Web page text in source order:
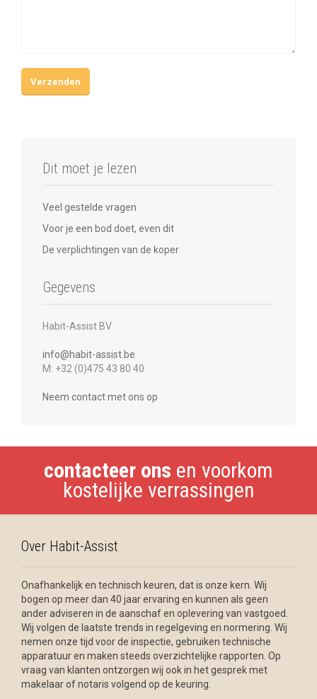
Dit moet je lezen
Veel gestelde vragen
Voor je een bod doet, even dit
De verplichtingen van de koper
Gegevens
Habit-Assist BV
info@habit-assist.be
M: +32 (0)475 43 80 40
Neem contact met ons op
contacteer ons en voorkom
kostelijke verrassingen
Over Habit-Assist
Onafhankelijk en technisch keuren, dat is onze kern. Wij
bogen op meer dan 40 jaar ervaring en kunnen als geen
ander adviseren in de aanschaf en oplevering van vastgoed.
Wij volgen de laatste trends in regelgeving en normering. Wij
nemen onze tijd voor de inspectie, gebruiken technische
apparatuur en maken steeds overzichtelijke rapporten. Op
vraag van klanten ontzorgen wij ook in het gesprek met
makelaar of notaris volgend op de keuring.